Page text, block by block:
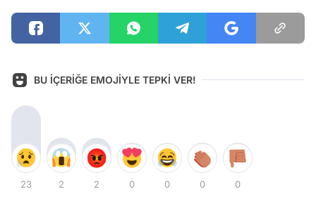
BU İÇERİĞE EMOJİYLE TEPKİ VER!
23 2 2 0 0 0 0